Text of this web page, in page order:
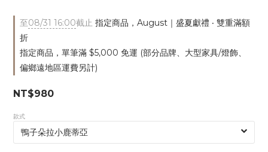
至08/31 16:00截止 指定商品，August｜盛夏獻禮 ‧ 雙重滿額
折
指定商品，單筆滿 $5,000 免運 (部分品牌、大型家具/燈飾、
偏鄉遠地區運費另計)
NT$980
款式